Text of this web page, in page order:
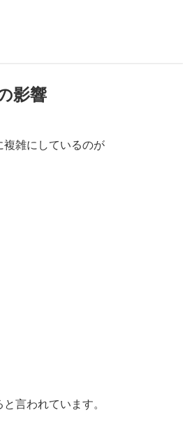
影響
複雑にしているのが
言われています。